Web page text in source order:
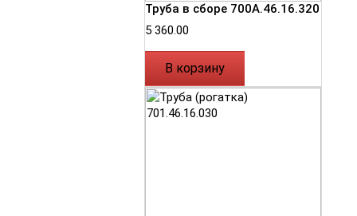
Труба в сборе 700А.46.16.320
5 360.00
В корзину